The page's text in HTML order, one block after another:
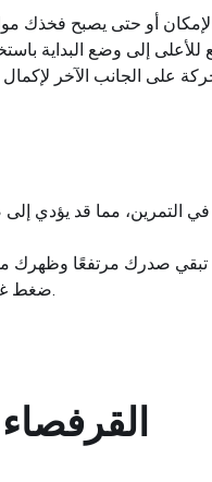
التمرين، مما قد يؤدي
صدرك مرتفعًا وظهرك
ضغط غير ضروري على أسفل ظهرك ولن يحرك عضلات ساقك بشكل فعال.